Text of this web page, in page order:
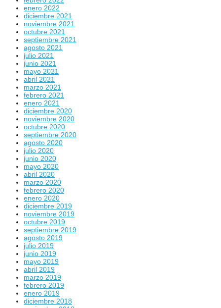
enero 2022
diciembre 2021
noviembre 2021
octubre 2021
septiembre 2021
agosto 2021
julio 2021
junio 2021
mayo 2021
abril 2021
marzo 2021
febrero 2021
enero 2021
diciembre 2020
noviembre 2020
octubre 2020
septiembre 2020
agosto 2020
julio 2020
junio 2020
mayo 2020
abril 2020
marzo 2020
febrero 2020
enero 2020
diciembre 2019
noviembre 2019
octubre 2019
septiembre 2019
agosto 2019
julio 2019
junio 2019
mayo 2019
abril 2019
marzo 2019
febrero 2019
enero 2019
diciembre 2018